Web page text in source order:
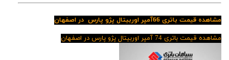
مشاهده قیمت باتری 66آمپر اوربیتال پژو پارس در اصفهان
مشاهده قیمت باتری 74 آمپر اوربیتال پژو پارس در اصفهان